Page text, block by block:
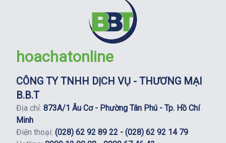
hoachatonline
CÔNG TY TNHH DỊCH VỤ - THƯƠNG MẠI
B.B.T
Địa chỉ: 873A/1 Âu Cơ - Phường Tân Phú - Tp. Hồ Chí
Minh
Điện thoại: (028) 62 92 89 22 - (028) 62 92 14 79